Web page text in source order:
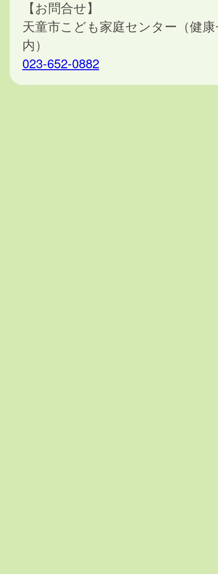
【お問合せ】
天童市こども家庭センター（健
内）
023-652-0882